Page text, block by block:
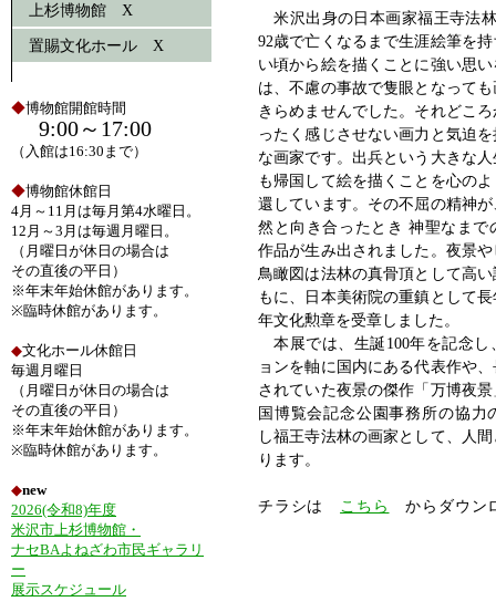
上杉博物館 X
置賜文化ホール X
◆博物館開館時間
9:00～17:00
（入館は16:30まで）
◆博物館休館日
4月～11月は毎月第4水曜日。
12月～3月は毎週月曜日。
（月曜日が休日の場合は
その直後の平日）
※年末年始休館があります。
※臨時休館があります。
◆文化ホール休館日
毎週月曜日
（月曜日が休日の場合は
その直後の平日）
※年末年始休館があります。
※臨時休館があります。
◆new
2026(令和8)年度
米沢市上杉博物館・
ナセBAよねざわ市民ギャラリ
ー
展示スケジュール
米沢出身の日本画家福王寺法
92歳で亡くなるまで生涯絵筆を
い頃から絵を描くことに強い思
は、不慮の事故で隻眼となって
きらめませんでした。それどこ
ったく感じさせない画力と気迫
な画家です。出兵という大きな
も帰国して絵を描くことを心の
還しています。その不屈の精神
然と向き合ったとき 神聖なまで
作品が生み出されました。夜景
鳥瞰図は法林の真骨頂として高
もに、日本美術院の重鎮として
年文化勲章を受章しました。
本展では、生誕100年を記念し
ョンを軸に国内にある代表作や
されていた夜景の傑作「万博夜
国博覧会記念公園事務所の協力
し福王寺法林の画家として、人
ります。
チラシは こちら からダウン